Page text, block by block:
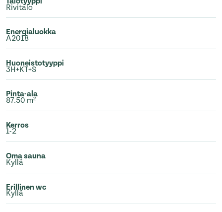
Rivitalo
Energialuokka
A2018
Huoneistotyyppi
3H+KT+S
Pinta-ala
87.50 m²
Kerros
1-2
Oma sauna
Kyllä
Erillinen wc
Kyllä